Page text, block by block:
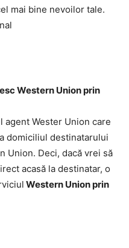
mai bine nevoilor tale.
Western Union prin
agent Wester Union care
domiciliul destinatarului
Union. Deci, dacă vrei să
acasă la destinatar, o
Western Union prin